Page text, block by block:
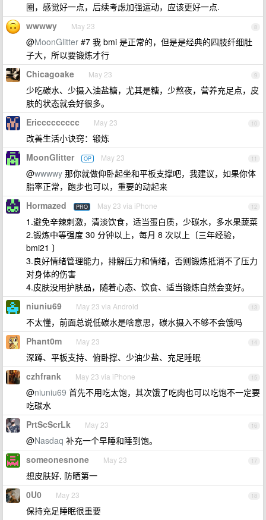
圈，感觉好一点，后续考虑加强运动，应该更好一点.
8
wwwwy May 23
@MoonGlitter #7 我 bmi 是正常的，但是是经典的四肢纤细肚
子大，所以要锻炼才行
9
Chicagoake May 23
少吃碳水、少摄入油盐糖，尤其是糖，少熬夜，营养充足点，皮
肤的状态就会好很多。
10
Ericcccccccc May 23
改善生活小诀窍：锻炼
11
MoonGlitter OP May 23
@wwwwy 那你就做仰卧起坐和平板支撑吧，我建议，如果你体
脂率正常，跑步也可以，重要的动起来
12
Hormazed PRO May 23 via iPhone
1.避免辛辣刺激，清淡饮食，适当蛋白质，少碳水，多水果蔬菜
2.锻炼中等强度 30 分钟以上，每月 8 次以上〔三年经验，
bmi21 〕
3.良好情绪管理能力，排解压力和情绪，否则锻炼抵消不了压力
对身体的伤害
4.皮肤没用护肤品，随着心态、饮食、适当锻炼自然会变好。
13
niuniu69 May 23 via Android
不太懂，前面总说低碳水是啥意思，碳水摄入不够不会饿吗
14
Phant0m May 23
深蹲、平板支持、俯卧撑、少油少盐、充足睡眠
15
czhfrank May 23 via iPhone
@niuniu69 首先不用吃太饱，其次饿了吃肉也可以吃饱不一定要
吃碳水
16
PrtScScrLk May 23
@Nasdaq 补充一个早睡和睡到饱。
17
someonesnone May 23
想皮肤好, 防晒第一
18
0U0 May 23
保持充足睡眠很重要